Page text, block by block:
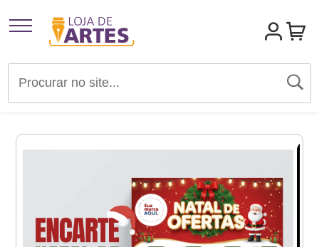
Artigos para Festas
Identidades Visuais